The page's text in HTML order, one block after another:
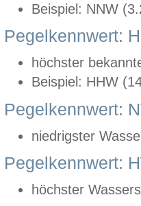
Beispiel: NNW
Pegelkennwert:
höchster
Beispiel: HHW
Pegelkennwert:
niedrigster
Pegelkennwert:
höchster